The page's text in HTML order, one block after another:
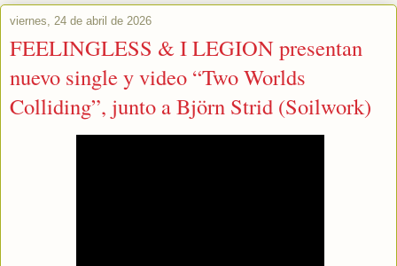
viernes, 24 de abril de 2026
FEELINGLESS & I LEGION presentan
nuevo single y video “Two Worlds
Colliding”, junto a Björn Strid (Soilwork)